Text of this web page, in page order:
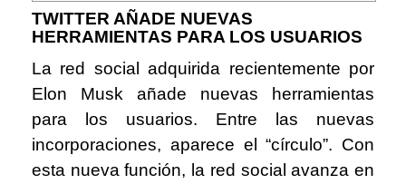
TWITTER AÑADE NUEVAS
HERRAMIENTAS PARA LOS USUARIOS
La red social adquirida recientemente por
Elon Musk añade nuevas herramientas
para los usuarios. Entre las nuevas
incorporaciones, aparece el “círculo”. Con
esta nueva función, la red social avanza en